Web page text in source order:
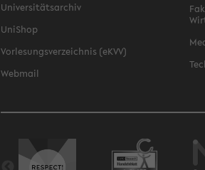
Universitätsarchiv
UniShop
Vorlesungsverzeichnis (eKVV)
Webmail